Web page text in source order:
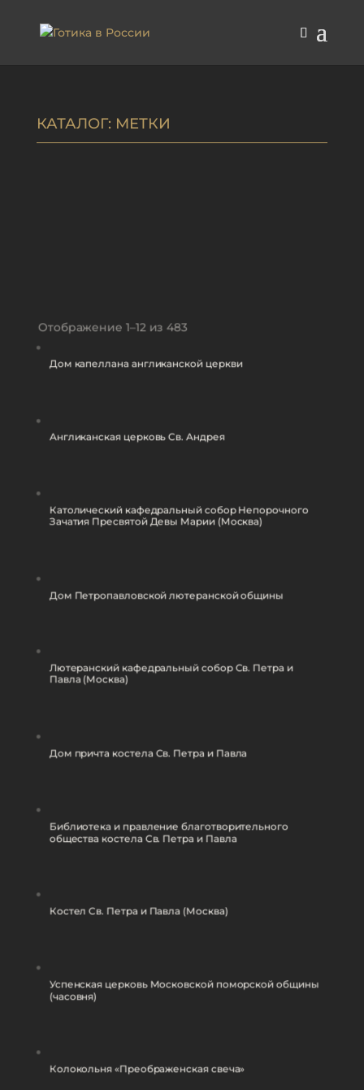
КАТАЛОГ: МЕТКИ
Отображение 1–12 из 483
Дом капеллана англиканской церкви
Англиканская церковь Св. Андрея
Католический кафедральный собор Непорочного
Зачатия Пресвятой Девы Марии (Москва)
Дом Петропавловской лютеранской общины
Лютеранский кафедральный собор Св. Петра и
Павла (Москва)
Дом причта костела Св. Петра и Павла
Библиотека и правление благотворительного
общества костела Св. Петра и Павла
Костел Св. Петра и Павла (Москва)
Успенская церковь Московской поморской общины
(часовня)
Колокольня «Преображенская свеча»